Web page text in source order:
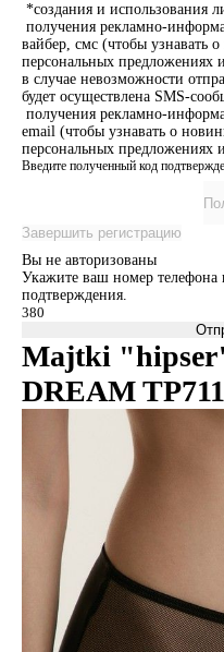
*создания и использования
получения рекламно-
вайбер, смс (чтобы узнавать
персональных предложениях
в случае невозможности
будет осуществлена SMS-
получения рекламно-
email (чтобы узнавать о
персональных предложениях
Введите полученный код
Завершить регистрацию
Вы не авторизованы
Укажите ваш номер
подтверждения.
Majtki
DREAM